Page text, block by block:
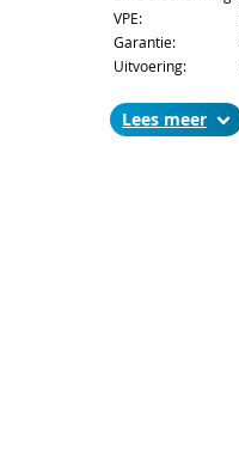
VPE:
Garantie:
Uitvoering:
Lees